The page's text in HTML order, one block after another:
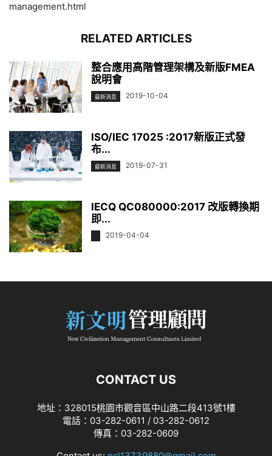
management.html
RELATED ARTICLES
整合應用高階管理架構及新版FMEA
說明會
最新消息 2019-10-04
ISO/IEC 17025 :2017新版正式發
布...
最新消息 2019-07-31
IECQ QC080000:2017 改版轉換期
即...
2019-04-04
CONTACT US
地址：328015桃園市觀音區中山路二段413號1樓
電話：03-282-0611 / 03-282-0612
傳真：03-282-0609